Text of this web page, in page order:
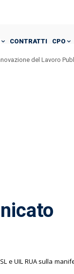
CONTRATTI CPO
del Lavoro
e UIL RUA sulla